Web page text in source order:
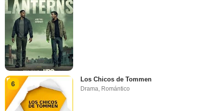
6
Los Chicos de Tommen
Drama, Romántico